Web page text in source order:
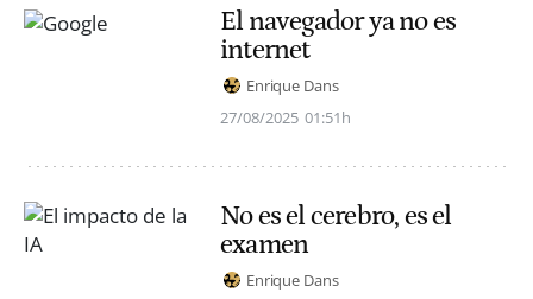
El navegador ya no es
internet
Enrique Dans
27/08/2025 01:51h
No es el cerebro, es el
examen
Enrique Dans